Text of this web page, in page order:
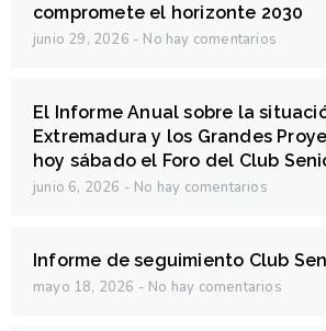
compromete el horizonte 2030
junio 29, 2026 No hay comentarios
El Informe Anual sobre la
Extremadura y los Grandes
hoy sábado el Foro del Club
junio 6, 2026 No hay comentarios
Informe de seguimiento Club
mayo 18, 2026 No hay comentarios